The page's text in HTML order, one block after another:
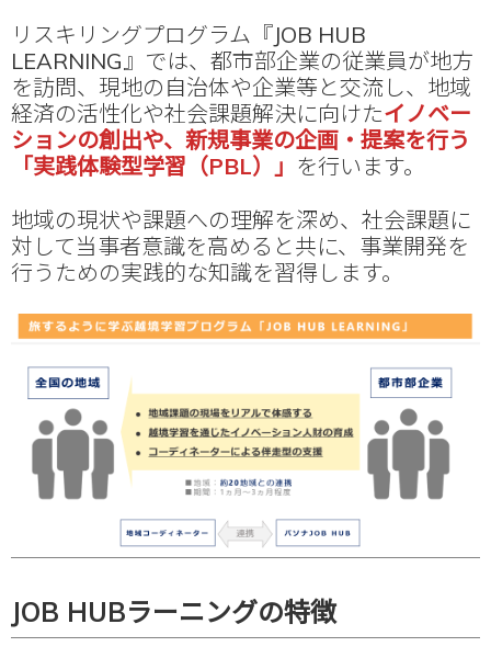
リスキリングプログラム『JOB HUB
LEARNING』では、都市部企業の従業員が地方
を訪問、現地の自治体や企業等と交流し、地域
経済の活性化や社会課題解決に向けたイノベー
ションの創出や、新規事業の企画・提案を行う
「実践体験型学習（PBL）」 を行います。
地域の現状や課題への理解を深め、社会課題に
対して当事者意識を高めると共に、事業開発を
行うための実践的な知識を習得します。
JOB HUBラーニングの特徴